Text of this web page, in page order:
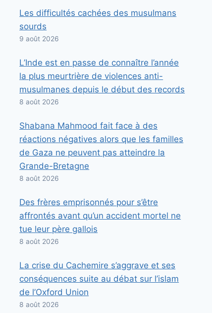
Les difficultés cachées des musulmans
sourds
9 août 2026
L’Inde est en passe de connaître l’année
la plus meurtrière de violences anti-
musulmanes depuis le début des records
8 août 2026
Shabana Mahmood fait face à des
réactions négatives alors que les familles
de Gaza ne peuvent pas atteindre la
Grande-Bretagne
8 août 2026
Des frères emprisonnés pour s’être
affrontés avant qu’un accident mortel ne
tue leur père gallois
8 août 2026
La crise du Cachemire s’aggrave et ses
conséquences suite au débat sur l’islam
de l’Oxford Union
8 août 2026